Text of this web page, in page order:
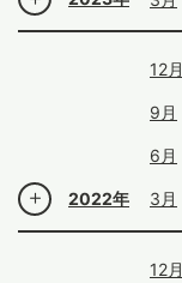
2022年
12月
9月
6月
3月
12月